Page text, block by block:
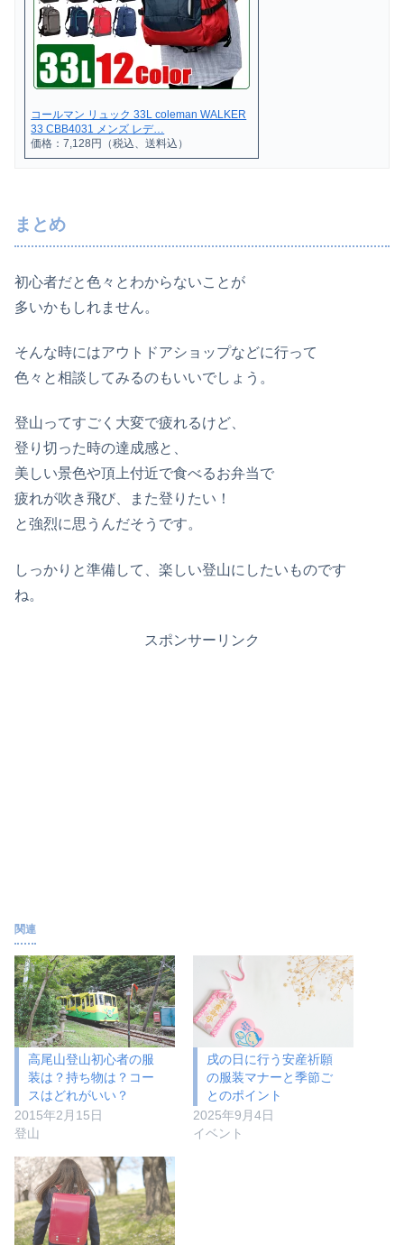
コールマン リュック 33L coleman WALKER
33 CBB4031 メンズ レデ…
価格：7,128円（税込、送料込）
まとめ
初心者だと色々とわからないことが
多いかもしれません。
そんな時にはアウトドアショップなどに行って
色々と相談してみるのもいいでしょう。
登山ってすごく大変で疲れるけど、
登り切った時の達成感と、
美しい景色や頂上付近で食べるお弁当で
疲れが吹き飛び、また登りたい！
と強烈に思うんだそうです。
しっかりと準備して、楽しい登山にしたいものです
ね。
スポンサーリンク
関連
高尾山登山初心者の服
装は？持ち物は？コー
スはどれがいい？
2015年2月15日
登山
戌の日に行う安産祈願
の服装マナーと季節ご
とのポイント
2025年9月4日
イベント